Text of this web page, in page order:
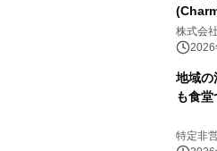
株式会
ラン)」
2026
地域の
も食堂
特定非